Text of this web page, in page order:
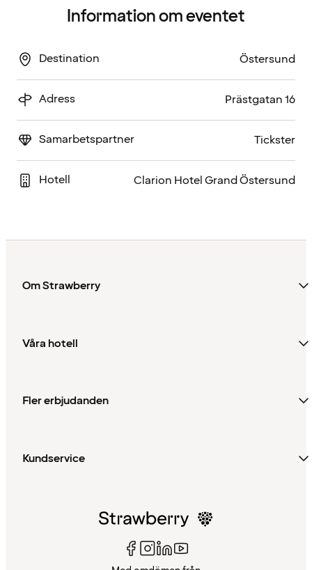
Information om eventet
Destination Östersund
Adress Prästgatan 16
Samarbetspartner Tickster
Hotell Clarion Hotel Grand Östersund
Om Strawberry
Våra hotell
Fler erbjudanden
Kundservice